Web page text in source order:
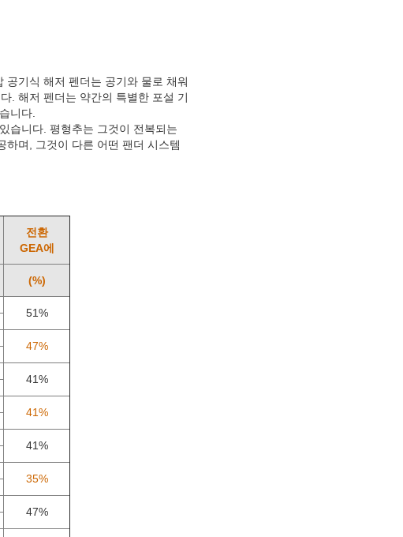
기식 해저 펜더는 공기와 물로 채워
. 해저 펜더는 약간의 특별한 포설 기
니다.
습니다. 평형추는 그것이 전복되는
하며, 그것이 다른 어떤 팬더 시스템
전환
GEA에
(%)
51%
47%
41%
41%
41%
35%
47%